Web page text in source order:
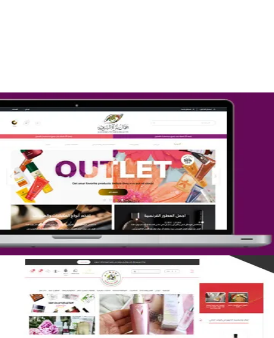
تصميم متجر جمال المرأة الشرقية
التفاصيل
تصميم متجر لمار